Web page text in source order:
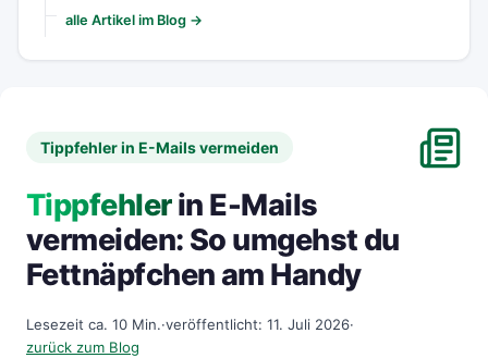
alle Artikel im Blog →
Tippfehler in E-Mails vermeiden
Tippfehlerin E-Mails
vermeiden: So umgehst du
Fettnäpfchen am Handy
Lesezeit ca. 10 Min.·veröffentlicht: 11. Juli 2026·
zurück zum Blog